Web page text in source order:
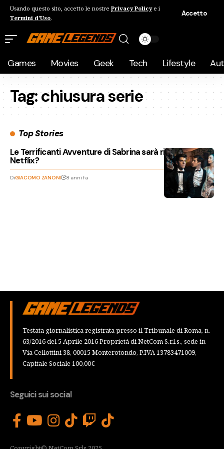
Usando questo sito, accetto le nostre Privacy Policye i
Termini d'Uso.
Accetto
Games Movies Geek Tech Lifestyle
Tag:chiusura serie
Top Stories
Le Terrificanti Avventure di Sabrina sarà rimosso da
Netflix?
DiGIACOMO ZANONI 8 anni fa
Testata giornalistica registrata presso il Tribunale di Roma, n.
63/2016 del 5 Aprile 2016 Proprietà di NetCom S.r.l.s., sede in
Via Cellottini 38, 00015 Monterotondo, P.IVA 13783471009,
Capitale Sociale 100,00€
Seguici sui social